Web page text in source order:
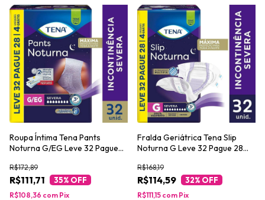
Roupa Íntima Tena Pants
Noturna G/EG Leve 32 Pague
R$111,71
R$172,89
35% OFF
R$108,36 com Pix
Fralda Geriátrica Tena Slip
Noturna G Leve 32 Pague 28
R$114,59
R$168,19
32% OFF
R$111,15 com Pix